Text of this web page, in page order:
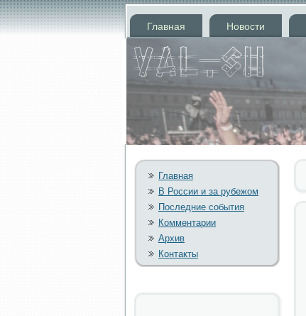
Главная Новости
Главная
В России и за рубежом
Последние события
Комментарии
Архив
Контакты